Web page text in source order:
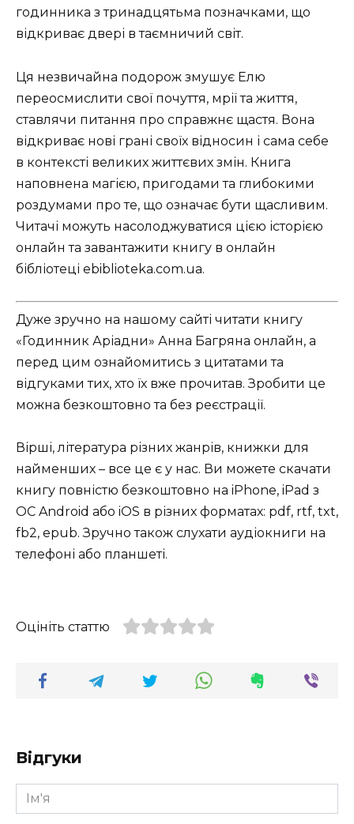
годинника з тринадцятьма позначками, що
відкриває двері в таємничий світ.
Ця незвичайна подорож змушує Елю
переосмислити свої почуття, мрії та життя,
ставлячи питання про справжнє щастя. Вона
відкриває нові грані своїх відносин і сама себе
в контексті великих життєвих змін. Книга
наповнена магією, пригодами та глибокими
роздумами про те, що означає бути щасливим.
Читачі можуть насолоджуватися цією історією
онлайн та завантажити книгу в онлайн
бібліотеці ebiblioteka.com.ua.
Дуже зручно на нашому сайті читати книгу
«Годинник Аріадни» Анна Багряна онлайн, а
перед цим ознайомитись з цитатами та
відгуками тих, хто їх вже прочитав. Зробити це
можна безкоштовно та без реєстрації.
Вірші, література різних жанрів, книжки для
найменших – все це є у нас. Ви можете скачати
книгу повністю безкоштовно на iPhone, iPad з
ОС Android або iOS в різних форматах: pdf, rtf, txt,
fb2, epub. Зручно також слухати аудіокниги на
телефоні або планшеті.
Оцініть статтю
Відгуки
Ім'я
*